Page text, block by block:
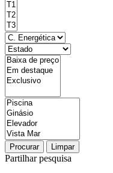
Procurar Limpar
Partilhar pesquisa